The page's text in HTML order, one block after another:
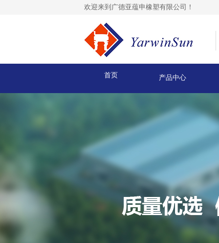
欢迎来到广德亚蕴申橡塑有限公司！
首页 产品中心